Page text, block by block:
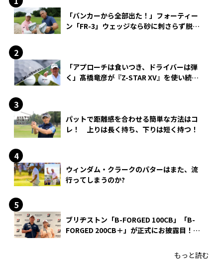
「バンカーから全部出た！」フォーティー
ン「FR-3」ウェッジなら砂に刺さらず脱出
「アプローチは食いつき、ドライバーは弾
く」髙橋竜彦が『Z-STAR XV』を使い続け
パットで距離感を合わせる簡単な方法はコ
レ！ 上りは長く持ち、下りは短く持つ！
ウィンダム・クラークのパターはまた、流
行ってしまうのか?
ブリヂストン「B-FORGED 100CB」「B-
FORGED 200CB＋」が正式にお披露目！
もっと読む